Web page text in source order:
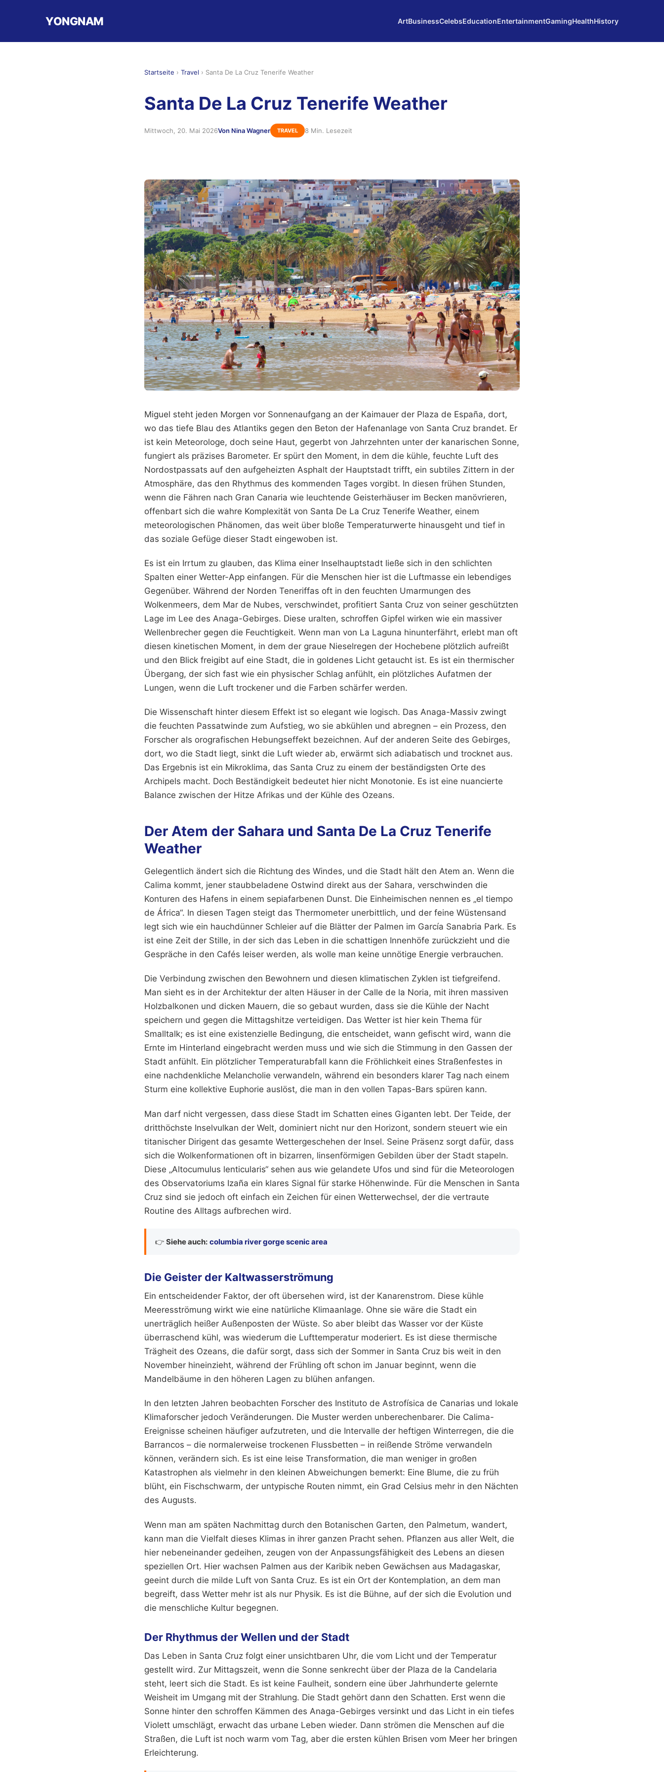
YONGNAM ArtBusinessCelebsEducationEntertainmentGamingHealthHistory
Startseite › Travel › Santa De La Cruz Tenerife Weather
Santa De La Cruz Tenerife Weather
Mittwoch, 20. Mai 2026Von Nina Wagner TRAVEL 8 Min. Lesezeit
Miguel steht jeden Morgen vor Sonnenaufgang an der Kaimauer der Plaza de España, dort,
wo das tiefe Blau des Atlantiks gegen den Beton der Hafenanlage von Santa Cruz brandet. Er
ist kein Meteorologe, doch seine Haut, gegerbt von Jahrzehnten unter der kanarischen Sonne,
fungiert als präzises Barometer. Er spürt den Moment, in dem die kühle, feuchte Luft des
Nordostpassats auf den aufgeheizten Asphalt der Hauptstadt trifft, ein subtiles Zittern in der
Atmosphäre, das den Rhythmus des kommenden Tages vorgibt. In diesen frühen Stunden,
wenn die Fähren nach Gran Canaria wie leuchtende Geisterhäuser im Becken manövrieren,
offenbart sich die wahre Komplexität von Santa De La Cruz Tenerife Weather, einem
meteorologischen Phänomen, das weit über bloße Temperaturwerte hinausgeht und tief in
das soziale Gefüge dieser Stadt eingewoben ist.
Es ist ein Irrtum zu glauben, das Klima einer Inselhauptstadt ließe sich in den schlichten
Spalten einer Wetter-App einfangen. Für die Menschen hier ist die Luftmasse ein lebendiges
Gegenüber. Während der Norden Teneriffas oft in den feuchten Umarmungen des
Wolkenmeers, dem Mar de Nubes, verschwindet, profitiert Santa Cruz von seiner geschützten
Lage im Lee des Anaga-Gebirges. Diese uralten, schroffen Gipfel wirken wie ein massiver
Wellenbrecher gegen die Feuchtigkeit. Wenn man von La Laguna hinunterfährt, erlebt man oft
diesen kinetischen Moment, in dem der graue Nieselregen der Hochebene plötzlich aufreißt
und den Blick freigibt auf eine Stadt, die in goldenes Licht getaucht ist. Es ist ein thermischer
Übergang, der sich fast wie ein physischer Schlag anfühlt, ein plötzliches Aufatmen der
Lungen, wenn die Luft trockener und die Farben schärfer werden.
Die Wissenschaft hinter diesem Effekt ist so elegant wie logisch. Das Anaga-Massiv zwingt
die feuchten Passatwinde zum Aufstieg, wo sie abkühlen und abregnen – ein Prozess, den
Forscher als orografischen Hebungseffekt bezeichnen. Auf der anderen Seite des Gebirges,
dort, wo die Stadt liegt, sinkt die Luft wieder ab, erwärmt sich adiabatisch und trocknet aus.
Das Ergebnis ist ein Mikroklima, das Santa Cruz zu einem der beständigsten Orte des
Archipels macht. Doch Beständigkeit bedeutet hier nicht Monotonie. Es ist eine nuancierte
Balance zwischen der Hitze Afrikas und der Kühle des Ozeans.
Der Atem der Sahara und Santa De La Cruz Tenerife
Weather
Gelegentlich ändert sich die Richtung des Windes, und die Stadt hält den Atem an. Wenn die
Calima kommt, jener staubbeladene Ostwind direkt aus der Sahara, verschwinden die
Konturen des Hafens in einem sepiafarbenen Dunst. Die Einheimischen nennen es „el tiempo
de África“. In diesen Tagen steigt das Thermometer unerbittlich, und der feine Wüstensand
legt sich wie ein hauchdünner Schleier auf die Blätter der Palmen im García Sanabria Park. Es
ist eine Zeit der Stille, in der sich das Leben in die schattigen Innenhöfe zurückzieht und die
Gespräche in den Cafés leiser werden, als wolle man keine unnötige Energie verbrauchen.
Die Verbindung zwischen den Bewohnern und diesen klimatischen Zyklen ist tiefgreifend.
Man sieht es in der Architektur der alten Häuser in der Calle de la Noria, mit ihren massiven
Holzbalkonen und dicken Mauern, die so gebaut wurden, dass sie die Kühle der Nacht
speichern und gegen die Mittagshitze verteidigen. Das Wetter ist hier kein Thema für
Smalltalk; es ist eine existenzielle Bedingung, die entscheidet, wann gefischt wird, wann die
Ernte im Hinterland eingebracht werden muss und wie sich die Stimmung in den Gassen der
Stadt anfühlt. Ein plötzlicher Temperaturabfall kann die Fröhlichkeit eines Straßenfestes in
eine nachdenkliche Melancholie verwandeln, während ein besonders klarer Tag nach einem
Sturm eine kollektive Euphorie auslöst, die man in den vollen Tapas-Bars spüren kann.
Man darf nicht vergessen, dass diese Stadt im Schatten eines Giganten lebt. Der Teide, der
dritthöchste Inselvulkan der Welt, dominiert nicht nur den Horizont, sondern steuert wie ein
titanischer Dirigent das gesamte Wettergeschehen der Insel. Seine Präsenz sorgt dafür, dass
sich die Wolkenformationen oft in bizarren, linsenförmigen Gebilden über der Stadt stapeln.
Diese „Altocumulus lenticularis“ sehen aus wie gelandete Ufos und sind für die Meteorologen
des Observatoriums Izaña ein klares Signal für starke Höhenwinde. Für die Menschen in Santa
Cruz sind sie jedoch oft einfach ein Zeichen für einen Wetterwechsel, der die vertraute
Routine des Alltags aufbrechen wird.
👉 Siehe auch: columbia river gorge scenic area
Die Geister der Kaltwasserströmung
Ein entscheidender Faktor, der oft übersehen wird, ist der Kanarenstrom. Diese kühle
Meeresströmung wirkt wie eine natürliche Klimaanlage. Ohne sie wäre die Stadt ein
unerträglich heißer Außenposten der Wüste. So aber bleibt das Wasser vor der Küste
überraschend kühl, was wiederum die Lufttemperatur moderiert. Es ist diese thermische
Trägheit des Ozeans, die dafür sorgt, dass sich der Sommer in Santa Cruz bis weit in den
November hineinzieht, während der Frühling oft schon im Januar beginnt, wenn die
Mandelbäume in den höheren Lagen zu blühen anfangen.
In den letzten Jahren beobachten Forscher des Instituto de Astrofísica de Canarias und lokale
Klimaforscher jedoch Veränderungen. Die Muster werden unberechenbarer. Die Calima-
Ereignisse scheinen häufiger aufzutreten, und die Intervalle der heftigen Winterregen, die die
Barrancos – die normalerweise trockenen Flussbetten – in reißende Ströme verwandeln
können, verändern sich. Es ist eine leise Transformation, die man weniger in großen
Katastrophen als vielmehr in den kleinen Abweichungen bemerkt: Eine Blume, die zu früh
blüht, ein Fischschwarm, der untypische Routen nimmt, ein Grad Celsius mehr in den Nächten
des Augusts.
Wenn man am späten Nachmittag durch den Botanischen Garten, den Palmetum, wandert,
kann man die Vielfalt dieses Klimas in ihrer ganzen Pracht sehen. Pflanzen aus aller Welt, die
hier nebeneinander gedeihen, zeugen von der Anpassungsfähigkeit des Lebens an diesen
speziellen Ort. Hier wachsen Palmen aus der Karibik neben Gewächsen aus Madagaskar,
geeint durch die milde Luft von Santa Cruz. Es ist ein Ort der Kontemplation, an dem man
begreift, dass Wetter mehr ist als nur Physik. Es ist die Bühne, auf der sich die Evolution und
die menschliche Kultur begegnen.
Der Rhythmus der Wellen und der Stadt
Das Leben in Santa Cruz folgt einer unsichtbaren Uhr, die vom Licht und der Temperatur
gestellt wird. Zur Mittagszeit, wenn die Sonne senkrecht über der Plaza de la Candelaria
steht, leert sich die Stadt. Es ist keine Faulheit, sondern eine über Jahrhunderte gelernte
Weisheit im Umgang mit der Strahlung. Die Stadt gehört dann den Schatten. Erst wenn die
Sonne hinter den schroffen Kämmen des Anaga-Gebirges versinkt und das Licht in ein tiefes
Violett umschlägt, erwacht das urbane Leben wieder. Dann strömen die Menschen auf die
Straßen, die Luft ist noch warm vom Tag, aber die ersten kühlen Brisen vom Meer her bringen
Erleichterung.